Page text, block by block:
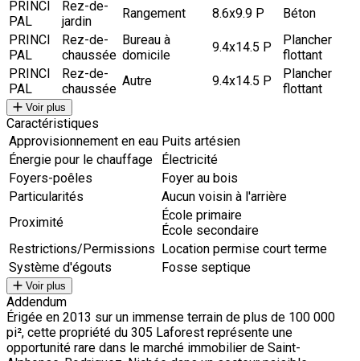
PRINCI
PAL
Rez-de-
jardin
Rangement 8.6x9.9 P
Béton
PRINCI
PAL
Rez-de-
chaussée
Bureau à
domicile
9.4x14.5 P
Plancher
flottant
PRINCI
PAL
Rez-de-
chaussée
Autre 9.4x14.5 P
Plancher
flottant
Voir plus
Caractéristiques
Approvisionnement en eau Puits artésien
Énergie pour le chauffage
Électricité
Foyers-poêles
Foyer au bois
Particularités
Aucun voisin à l'arrière
Proximité
École primaire
École secondaire
Restrictions/Permissions Location permise court terme
Système d'égouts
Fosse septique
Voir plus
Addendum
Érigée en 2013 sur un immense terrain de plus de 100 000
pi², cette propriété du 305 Laforest représente une
opportunité rare dans le marché immobilier de Saint-